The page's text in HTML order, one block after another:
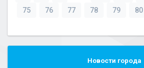
75
76 77 78 79 80
Новости города